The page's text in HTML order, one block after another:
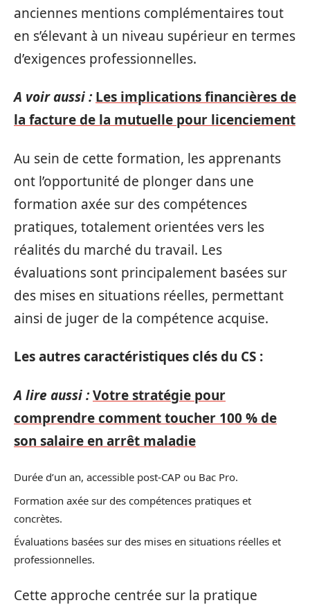
anciennes mentions complémentaires tout
en s’élevant à un niveau supérieur en termes
d’exigences professionnelles.
A voir aussi : Les implications financières de
la facture de la mutuelle pour licenciement
Au sein de cette formation, les apprenants
ont l’opportunité de plonger dans une
formation axée sur des compétences
pratiques, totalement orientées vers les
réalités du marché du travail. Les
évaluations sont principalement basées sur
des mises en situations réelles, permettant
ainsi de juger de la compétence acquise.
Les autres caractéristiques clés du CS :
A lire aussi :Votre stratégie pour
comprendre comment toucher 100 % de
son salaire en arrêt maladie
Durée d’un an, accessible post-CAP ou Bac Pro.
Formation axée sur des compétences pratiques et
concrètes.
Évaluations basées sur des mises en situations réelles et
professionnelles.
Cette approche centrée sur la pratique